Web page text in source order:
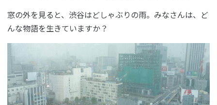
窓の外を見ると、渋谷はどしゃぶりの雨。みなさんは、ど
んな物語を生きていますか？